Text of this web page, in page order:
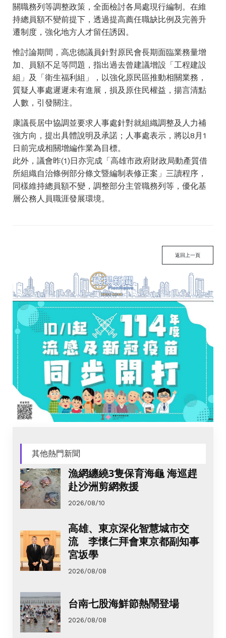
關職務列等調整政策，全面檢討各局處現行編制。在維
持總員額不變前提下，透過提高薦任職缺比例及完善升
遷制度，強化地方人才留任誘因。
惟討論期間，高忠德議員針對原民會長期面臨業務量增
加、員額不足等問題，指出過去曾建議增設「工程建設
組」及「衛生福利組」，以強化原民區推動相關業務，
質疑人事處遲遲未有進展，損及原住民權益，揚言清點
人數，引發關注。
康議長居中協調並要求人事處針對就組織調整及人力補
強方向，提出具體說明及承諾；人事處表示，將以8月1
日前完成相關增編作業為目標。
此外，議會昨(1)日亦完成「高雄市政府財政局動產質借
所組織自治條例部分條文暨編制表修正案」三讀程序，
同樣維持總員額不變，調整部分主管職務列等，優化基
層公務人員職涯發展環境。
返回上一頁
其他熱門新聞
漁網纏繞3隻保育海龜 海巡趕
赴沙洲剪網救援
2026/08/10
高雄、東京深化智慧城市交
流 李懷仁拜會東京都副知事
宮坂學
2026/08/08
台南七股海鮮節熱鬧登場
2026/08/08